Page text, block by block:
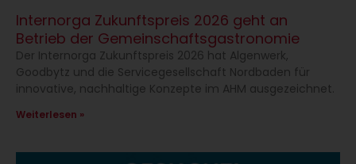
Internorga Zukunftspreis 2026 geht an
Betrieb der Gemeinschaftsgastronomie
Der Internorga Zukunftspreis 2026 hat Algenwerk,
Goodbytz und die Servicegesellschaft Nordbaden für
innovative, nachhaltige Konzepte im AHM ausgezeichnet.
Weiterlesen »